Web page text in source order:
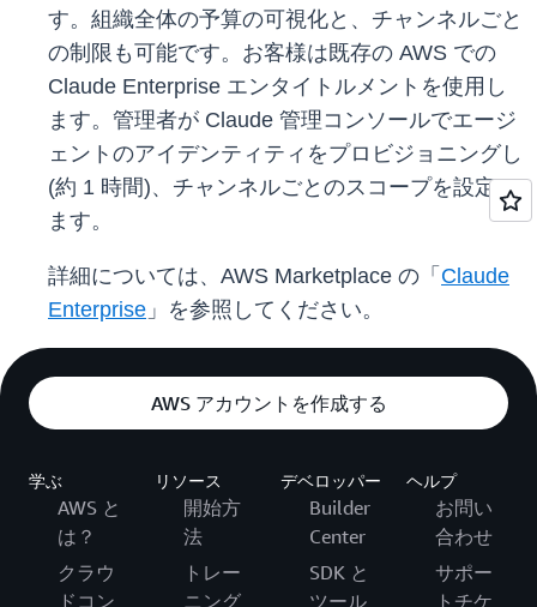
す。組織全体の予算の可視化と、チャンネルごと
の制限も可能です。お客様は既存の AWS での
Claude Enterprise エンタイトルメントを使用し
ます。管理者が Claude 管理コンソールでエージ
ェントのアイデンティティをプロビジョニングし
(約 1 時間)、チャンネルごとのスコープを設定し
ます。
詳細については、AWS Marketplace の「 Claude
Enterprise 」を参照してください。
AWS アカウントを作成する
学ぶ
AWS と
は？
クラウ
ドコン
リソース
開始方
法
トレー
ニング
デベロッパー
Builder
Center
SDK と
ツール
ヘルプ
お問い
合わせ
サポー
トチケ